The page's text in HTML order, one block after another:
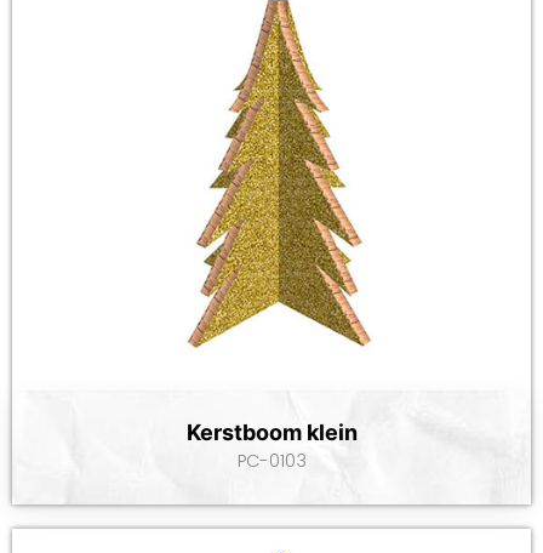
Kerstboom klein
PC-0103